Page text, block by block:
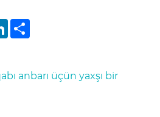
LinkedIn
anbarı üçün yaxşı bir